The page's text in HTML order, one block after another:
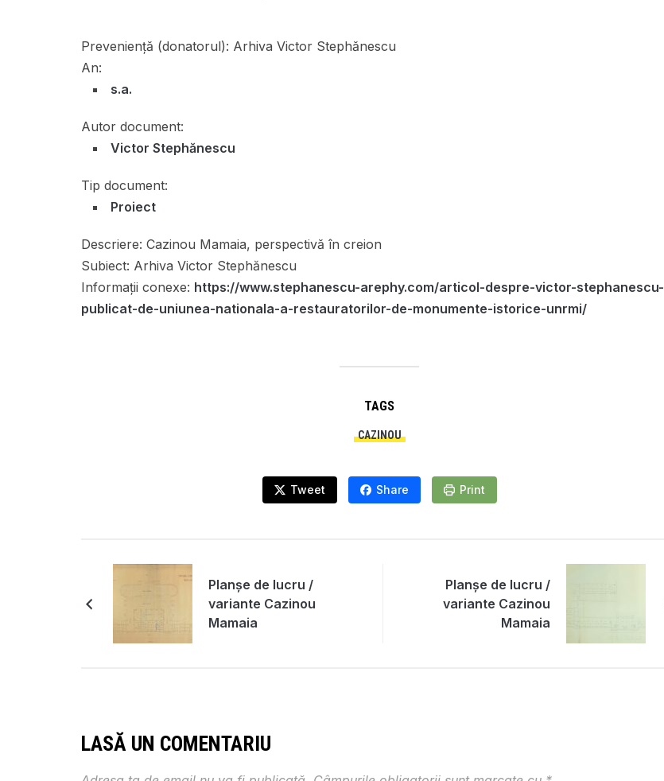
Preveniență (donatorul): Arhiva Victor Stephănescu
An:
s.a.
Autor document:
Victor Stephănescu
Tip document:
Proiect
Descriere: Cazinou Mamaia, perspectivă în creion
Subiect: Arhiva Victor Stephănescu
Informații conexe: https://www.stephanescu-arephy.com/articol-despre-victor-stephanescu-
publicat-de-uniunea-nationala-a-restauratorilor-de-monumente-istorice-unrmi/
TAGS
CAZINOU
Tweet Share Print
Planșe de lucru /
variante Cazinou
Mamaia
Planșe de lucru /
variante Cazinou
Mamaia
LASĂ UN COMENTARIU